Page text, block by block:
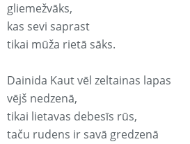
gliemežvāks,
kas sevi saprast
tikai mūža rietā sāks.
Dainida Kaut vēl zeltainas lapas
vējš nedzenā,
tikai lietavas debesīs rūs,
taču rudens ir savā gredzenā